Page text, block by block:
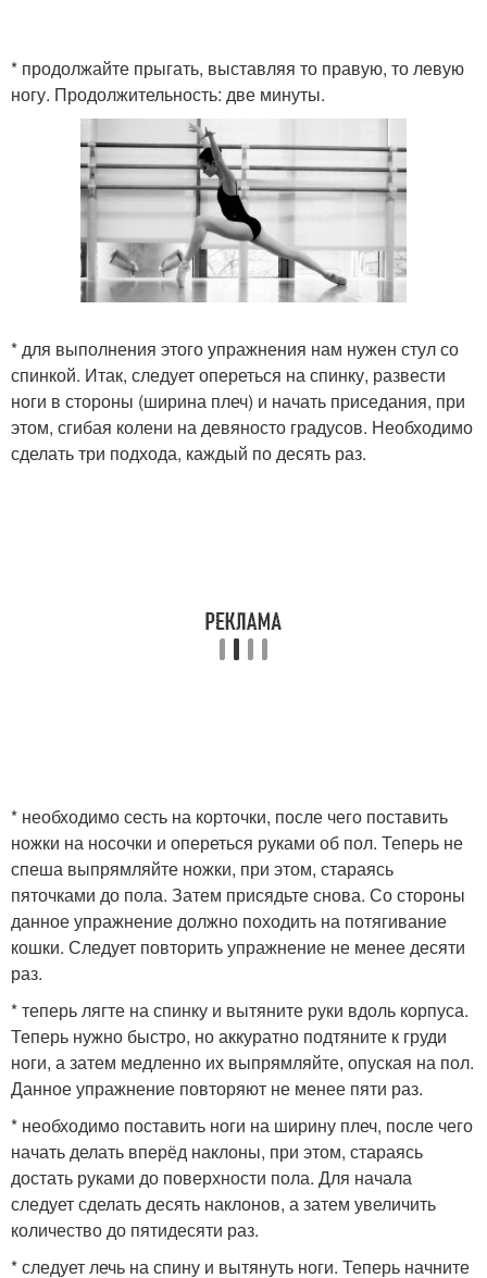
* продолжайте прыгать, выставляя то правую, то левую
ногу. Продолжительность: две минуты.
* для выполнения этого упражнения нам нужен стул со
спинкой. Итак, следует опереться на спинку, развести
ноги в стороны (ширина плеч) и начать приседания, при
этом, сгибая колени на девяносто градусов. Необходимо
сделать три подхода, каждый по десять раз.
* необходимо сесть на корточки, после чего поставить
ножки на носочки и опереться руками об пол. Теперь не
спеша выпрямляйте ножки, при этом, стараясь
пяточками до пола. Затем присядьте снова. Со стороны
данное упражнение должно походить на потягивание
кошки. Следует повторить упражнение не менее десяти
раз.
* теперь лягте на спинку и вытяните руки вдоль корпуса.
Теперь нужно быстро, но аккуратно подтяните к груди
ноги, а затем медленно их выпрямляйте, опуская на пол.
Данное упражнение повторяют не менее пяти раз.
* необходимо поставить ноги на ширину плеч, после чего
начать делать вперёд наклоны, при этом, стараясь
достать руками до поверхности пола. Для начала
следует сделать десять наклонов, а затем увеличить
количество до пятидесяти раз.
* следует лечь на спину и вытянуть ноги. Теперь начните